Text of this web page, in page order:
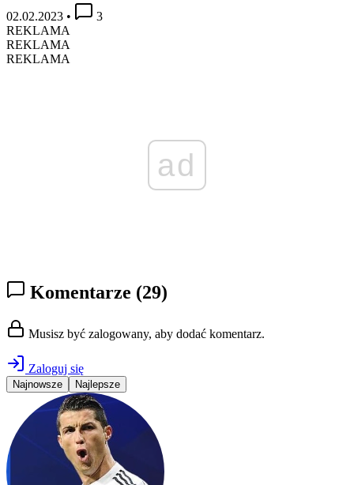
02.02.2023 •
3
REKLAMA
REKLAMA
REKLAMA
ad
Komentarze (29)
Musisz być zalogowany, aby dodać komentarz.
Zaloguj się
Najnowsze Najlepsze